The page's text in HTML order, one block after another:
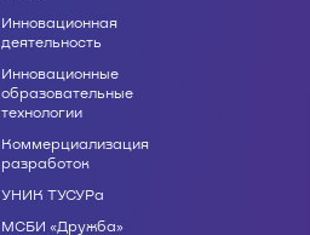
Инновационная
деятельность
Инновационные
образовательные
технологии
Коммерциализация
разработок
УНИК ТУСУРа
МСБИ «Дружба»